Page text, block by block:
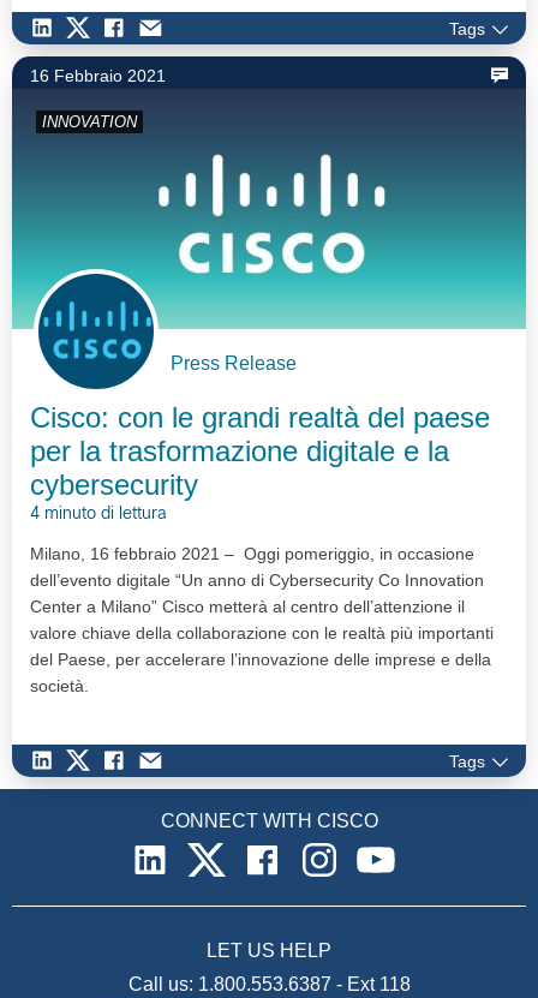
Tags
16 Febbraio 2021
INNOVATION
Press Release
Cisco: con le grandi realtà del paese
per la trasformazione digitale e la
cybersecurity
4 minuto di lettura
Milano, 16 febbraio 2021 – Oggi pomeriggio, in occasione
dell’evento digitale “Un anno di Cybersecurity Co Innovation
Center a Milano” Cisco metterà al centro dell’attenzione il
valore chiave della collaborazione con le realtà più importanti
del Paese, per accelerare l’innovazione delle imprese e della
società.
Tags
CONNECT WITH CISCO
LET US HELP
Call us: 1.800.553.6387 - Ext 118